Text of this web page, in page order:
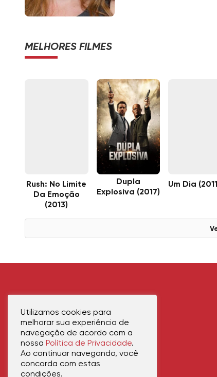
MELHORES FILMES
Rush: No Limite
Da Emoção
(2013)
Dupla
Explosiva (2017)
Um Dia
Utilizamos cookies para
melhorar sua experiência de
navegação de acordo com a
nossa Política de Privacidade.
Ao continuar navegando, você
concorda com estas
condições.